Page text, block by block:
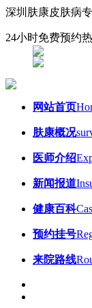
深圳肤康皮肤病
24小时免费预约热
网站首页
肤康概况
医师介绍
新闻报道
健康百科
预约挂号
来院路线